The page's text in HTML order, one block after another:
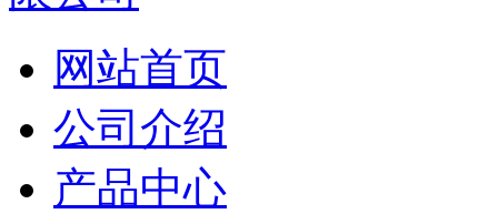
网站首页
公司介绍
产品中心